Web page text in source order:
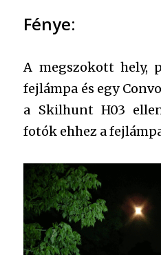
Fénye:
A megszokott hely,
fejlámpa és egy
a Skilhunt H03
fotók ehhez a